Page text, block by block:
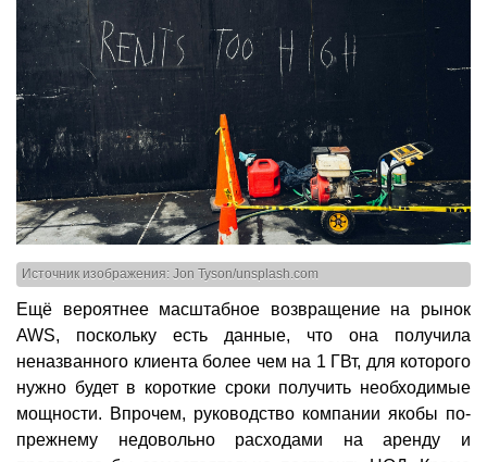
Источник изображения: Jon Tyson/unsplash.com
Ещё вероятнее масштабное возвращение на рынок
AWS, поскольку есть данные, что она получила
неназванного клиента более чем на 1 ГВт, для которого
нужно будет в короткие сроки получить необходимые
мощности. Впрочем, руководство компании якобы по-
прежнему недовольно расходами на аренду и